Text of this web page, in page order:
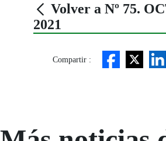
Volver a Nº 75.
2021
Compartir :